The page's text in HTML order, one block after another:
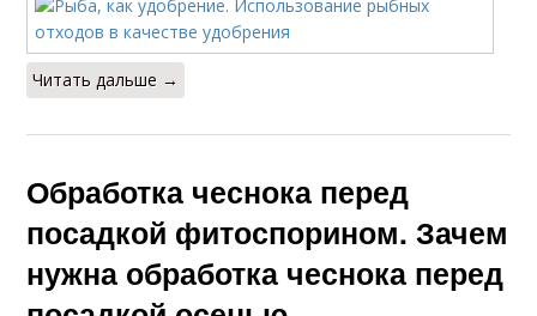
Читать дальше →
Обработка чеснока перед
посадкой фитоспорином. Зачем
нужна обработка чеснока перед